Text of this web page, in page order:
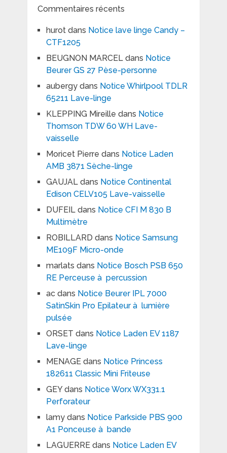
Commentaires récents
hurotdans Notice lave linge Candy –
CTF1205
BEUGNON MARCELdans Notice
Beurer GS 27 Pèse-personne
aubergydans Notice Whirlpool TDLR
65211 Lave-linge
KLEPPING Mireille dans Notice
Thomson TDW 60 WH Lave-
vaisselle
Moricet Pierre dans Notice Laden
AMB 3871 Sèche-linge
GAUJALdans Notice Continental
Edison CELV105 Lave-vaisselle
DUFEILdans Notice CFI M 830 B
Multimètre
ROBILLARD dans Notice Samsung
ME109F Micro-onde
marlats dans Notice Bosch PSB 650
RE Perceuse à percussion
acdans Notice Beurer IPL 7000
SatinSkin Pro Epilateur à lumière
pulsée
ORSET dans Notice Laden EV 1187
Lave-linge
MENAGEdans Notice Princess
182611 Classic Mini Friteuse
GEYdans Notice Worx WX331.1
Perforateur
lamydans Notice Parkside PBS 900
A1 Ponceuse à bande
LAGUERREdans Notice Laden EV